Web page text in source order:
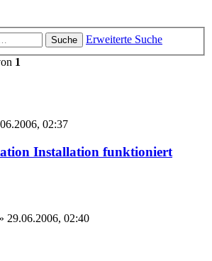
Suche
Erweiterte Suche
1
02:37
Installation funktioniert
» 29.06.2006, 02:40